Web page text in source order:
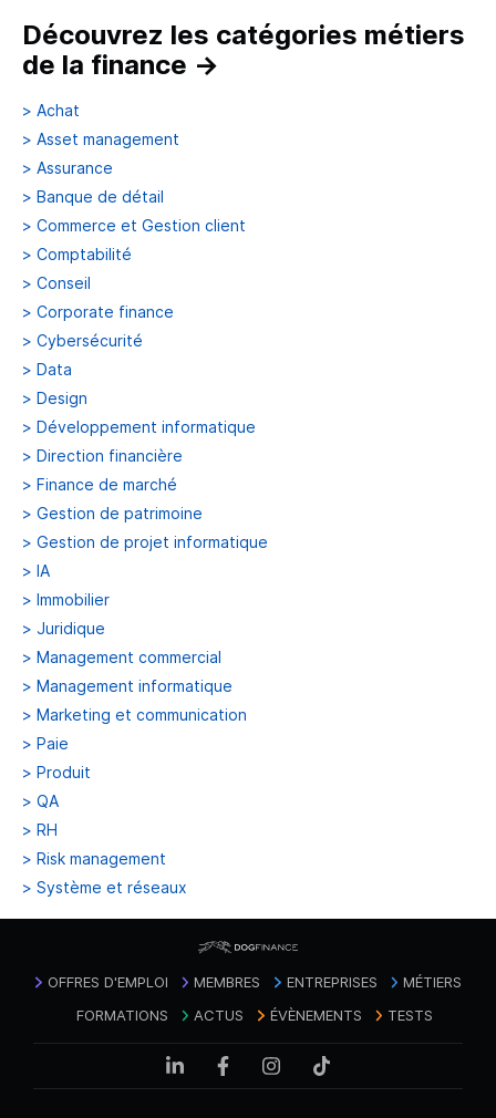
Découvrez les catégories métiers
de la finance →
> Achat
> Asset management
> Assurance
> Banque de détail
> Commerce et Gestion client
> Comptabilité
> Conseil
> Corporate finance
> Cybersécurité
> Data
> Design
> Développement informatique
> Direction financière
> Finance de marché
> Gestion de patrimoine
> Gestion de projet informatique
> IA
> Immobilier
> Juridique
> Management commercial
> Management informatique
> Marketing et communication
> Paie
> Produit
> QA
> RH
> Risk management
> Système et réseaux
OFFRES D'EMPLOI MEMBRES ENTREPRISES
MÉTIERS
FORMATIONS
ACTUS ÉVÈNEMENTS TESTS